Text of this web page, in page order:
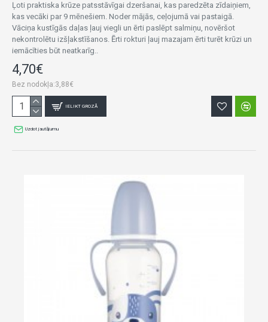
Ļoti praktiska krūze patsstāvīgai dzeršanai, kas paredzēta zīdaiņiem,
kas vecāki par 9 mēnešiem. Noder mājās, ceļojumā vai pastaigā.
Vāciņa kustīgās daļas ļauj viegli un ērti paslēpt salmiņu, novēršot
nekontrolētu izšļakstīšanos. Ērti rokturi ļauj mazajam ērti turēt krūzi un
iemācīties būt neatkarīg..
4,70€
Bez nodokļa:3,88€
IELIKT GROZĀ
Uzdot jautājumu